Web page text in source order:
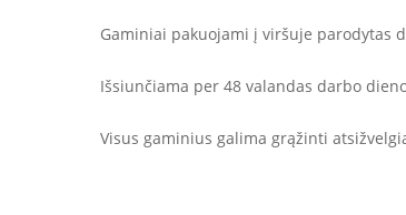
Gaminiai pakuojami į viršuje parodytas
Išsiunčiama per 48 valandas darbo
Visus gaminius galima grąžinti